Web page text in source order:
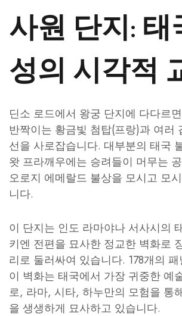
사원 단지: 태
성의 시각적
딘소 로드에서 왕궁 단지에 다다르
반짝이는 황금빛 첨탑(프랑)과 여러
선을 사로잡습니다. 대부분의 태국
왓 프라깨우에는 승려들이 머무는
오로지 에메랄드 불상을 모시고 모
니다.
이 단지는 인도 라마야나 서사시의
키엔 전편을 묘사한 정교한 벽화로
리로 둘러싸여 있습니다. 178개의
이 벽화는 태국에서 가장 귀중한 예
로, 라마, 시타, 하누만의 모험을 통
을 생생하게 묘사하고 있습니다.